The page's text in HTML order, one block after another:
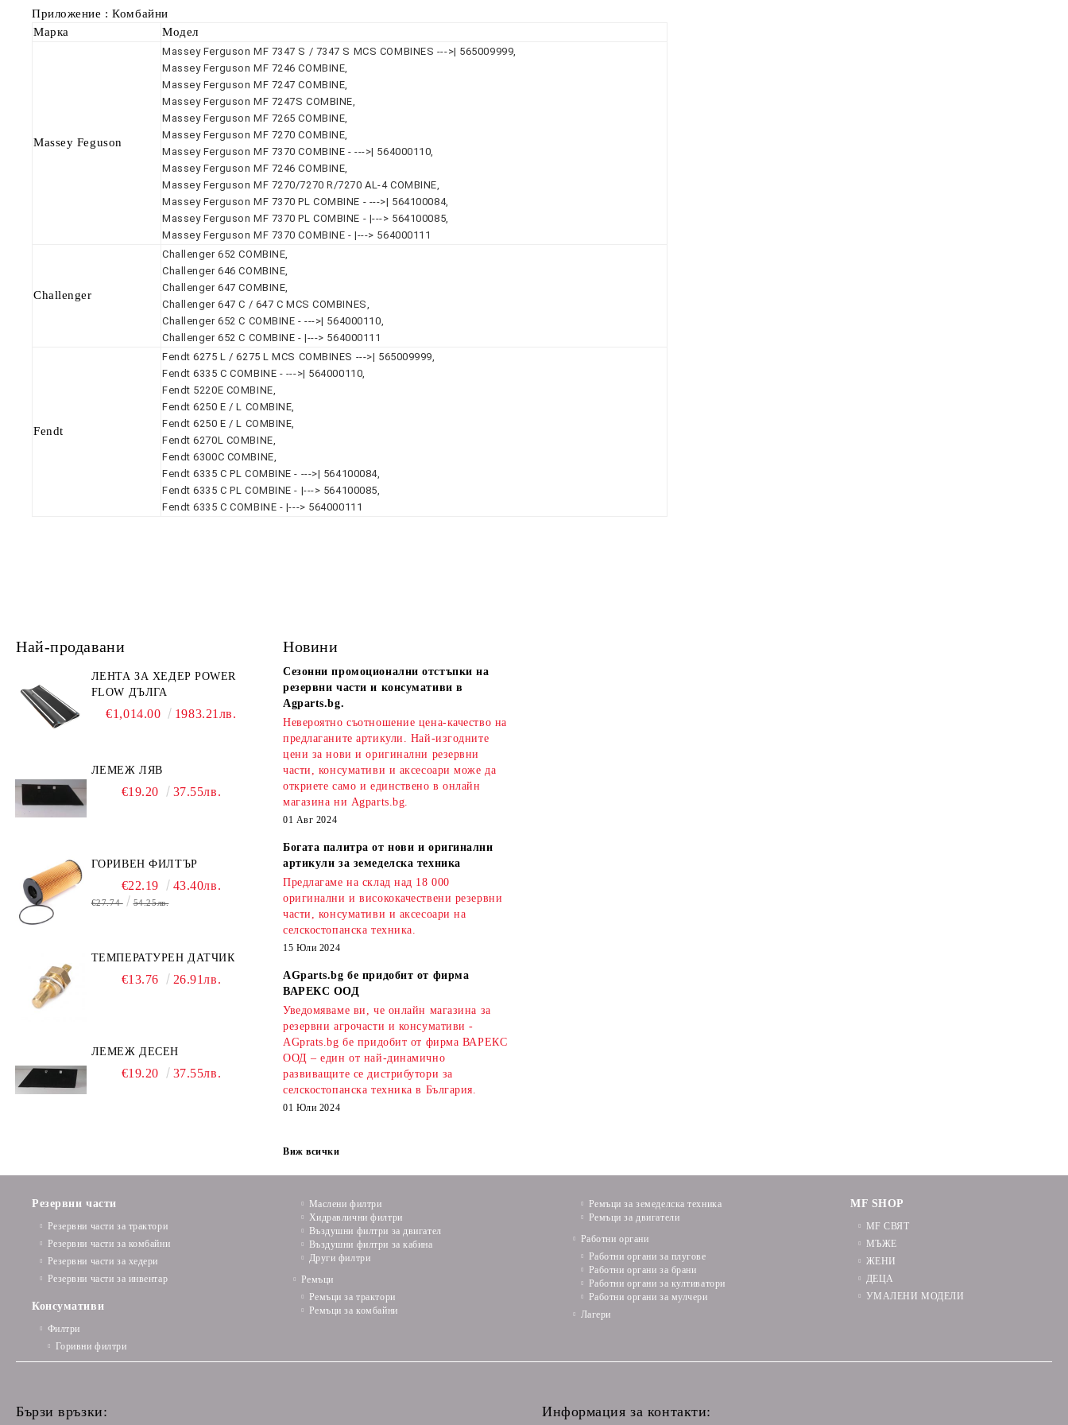
Приложение : Комбайни
Марка
Модел
Massey Feguson
Massey Ferguson MF 7347 S / 7347 S MCS COMBINES --->| 565009999,
Massey Ferguson MF 7246 COMBINE,
Massey Ferguson MF 7247 COMBINE,
Massey Ferguson MF 7247S COMBINE,
Massey Ferguson MF 7265 COMBINE,
Massey Ferguson MF 7270 COMBINE,
Massey Ferguson MF 7370 COMBINE - --->| 564000110,
Massey Ferguson MF 7246 COMBINE,
Massey Ferguson MF 7270/7270 R/7270 AL-4 COMBINE,
Massey Ferguson MF 7370 PL COMBINE - --->| 564100084,
Massey Ferguson MF 7370 PL COMBINE - |---> 564100085,
Massey Ferguson MF 7370 COMBINE - |---> 564000111
Challenger
Challenger 652 COMBINE,
Challenger 646 COMBINE,
Challenger 647 COMBINE,
Challenger 647 C / 647 C MCS COMBINES,
Challenger 652 C COMBINE - --->| 564000110,
Challenger 652 C COMBINE - |---> 564000111
Fendt
Fendt 6275 L / 6275 L MCS COMBINES --->| 565009999,
Fendt 6335 C COMBINE - --->| 564000110,
Fendt 5220E COMBINE,
Fendt 6250 E / L COMBINE,
Fendt 6250 E / L COMBINE,
Fendt 6270L COMBINE,
Fendt 6300C COMBINE,
Fendt 6335 C PL COMBINE - --->| 564100084,
Fendt 6335 C PL COMBINE - |---> 564100085,
Fendt 6335 C COMBINE - |---> 564000111
Най-продавани
ЛЕНТА ЗА ХЕДЕР POWER
FLOW ДЪЛГА
€1,014.00 1983.21лв.
ЛЕМЕЖ ЛЯВ
€19.20 37.55лв.
ГОРИВЕН ФИЛТЪР
€22.19 43.40лв.
€27.74 54.25лв.
ТЕМПЕРАТУРЕН ДАТЧИК
€13.76 26.91лв.
ЛЕМЕЖ ДЕСЕН
€19.20 37.55лв.
Новини
Сезонни промоционални отстъпки на
резервни части и консумативи в
Agparts.bg.
Невероятно съотношение цена-качество на
предлаганите артикули. Най-изгодните
цени за нови и оригинални резервни
части, консумативи и аксесоари може да
откриете само и единствено в онлайн
магазина ни Agparts.bg.
01 Авг 2024
Богата палитра от нови и оригинални
артикули за земеделска техника
Предлагаме на склад над 18 000
оригинални и висококачествени резервни
части, консумативи и аксесоари на
селскостопанска техника.
15 Юли 2024
AGparts.bg бе придобит от фирма
ВАРЕКС ООД
Уведомяваме ви, че онлайн магазина за
резервни агрочасти и консумативи -
AGprats.bg бе придобит от фирма ВАРЕКС
ООД – един от най-динамично
развиващите се дистрибутори за
селскостопанска техника в България.
01 Юли 2024
Виж всички
Резервни части
Резервни части за трактори
Резервни части за комбайни
Резервни части за хедери
Резервни части за инвентар
Консумативи
Филтри
Горивни филтри
Маслени филтри
Хидравлични филтри
Въздушни филтри за двигател
Въздушни филтри за кабина
Други филтри
Ремъци
Ремъци за трактори
Ремъци за комбайни
Ремъци за земеделска техника
Ремъци за двигатели
Работни органи
Работни органи за плугове
Работни органи за брани
Работни органи за култиватори
Работни органи за мулчери
Лагери
MF SHOP
MF СВЯТ
МЪЖЕ
ЖЕНИ
ДЕЦА
УМАЛЕНИ МОДЕЛИ
Бързи връзки: Информация за контакти: